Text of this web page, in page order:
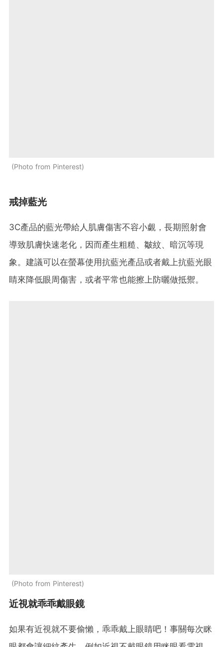
Photo from Pinterest
戒掉藍光
3C產品的藍光帶給人肌膚傷害不容小覷，長期照射會
導致肌膚快速老化，因而產生粗糙、皺紋、暗沉等現
象。建議可以在螢幕使用抗藍光產品或者戴上抗藍光眼
睛來降低眼周傷害，或者平常也能擦上防曬做抵禦。
Photo from Pinterest
近視就乖乖戴眼鏡
如果有近視就不要偷懶，乖乖戴上眼睛吧！事關每次眯